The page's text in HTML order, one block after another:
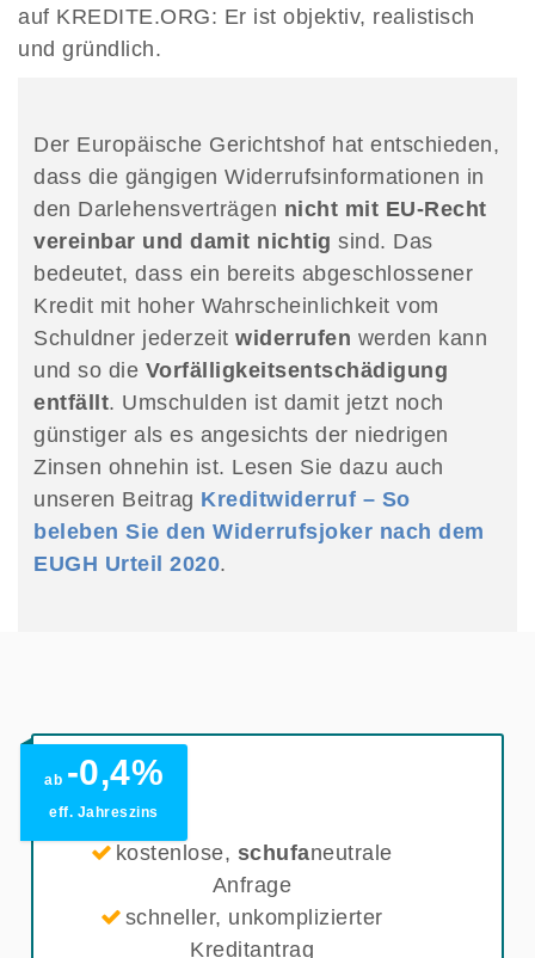
auf KREDITE.ORG: Er ist objektiv, realistisch
und gründlich.
Der Europäische Gerichtshof hat entschieden,
dass die gängigen Widerrufsinformationen in
den Darlehensverträgen nicht mit EU-Recht
vereinbar und damit nichtig sind. Das
bedeutet, dass ein bereits abgeschlossener
Kredit mit hoher Wahrscheinlichkeit vom
Schuldner jederzeit widerrufen werden kann
und so die Vorfälligkeitsentschädigung
entfällt. Umschulden ist damit jetzt noch
günstiger als es angesichts der niedrigen
Zinsen ohnehin ist. Lesen Sie dazu auch
unseren Beitrag Kreditwiderruf – So
beleben Sie den Widerrufsjoker nach dem
EUGH Urteil 2020.
ab -0,4%
eff. Jahreszins
kostenlose, schufaneutrale
Anfrage
schneller, unkomplizierter
Kreditantrag